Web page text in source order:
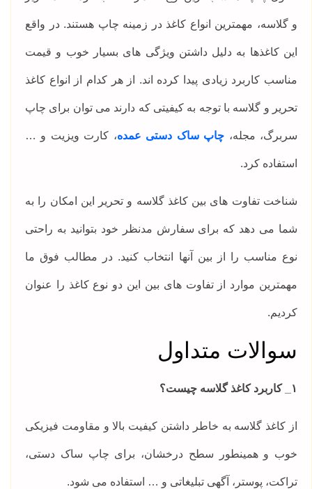
و گلاسه، مهمترین انواع کاغذ در زمینه چاپ هستند. در واقع
این کاغذها به دلیل داشتن ویژگی های بسیار خوب و قیمت
مناسب کاربرد زیادی پیدا کرده اند. از هر کدام از انواع کاغذ
تحریر و گلاسه با توجه به کیفیتی که دارند می توان برای چاپ
سربرگ، مجله، چاپ ساک دستی عمده، کارت ویزیت و …
استفاده کرد.
شناخت تفاوت های بین کاغذ گلاسه و تحریر این امکان را به
شما می دهد که برای سفارش مدنظر خود بتوانید به راحتی
نوع مناسب را از بین آنها انتخاب کنید. در مطالب فوق ما
مهمترین موارد از تفاوت های بین این دو نوع کاغذ را عنوان
کردیم.
سوالات متداول
۱_ کاربرد کاغذ گلاسه چیست؟
از کاغذ گلاسه به خاطر داشتن کیفیت بالا و مقاومت فیزیکی
خوب و همینطور سطح درخشان، برای چاپ ساک دستی،
تراکت، پوستر، آگهی تبلیغاتی و … استفاده می شود.